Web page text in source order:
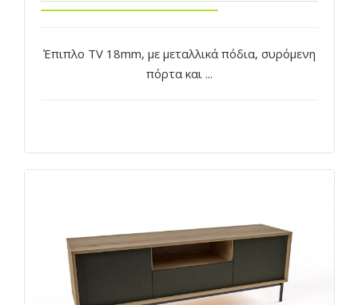
Έπιπλο TV 18mm, με μεταλλικά πόδια, συρόμενη
πόρτα και ...